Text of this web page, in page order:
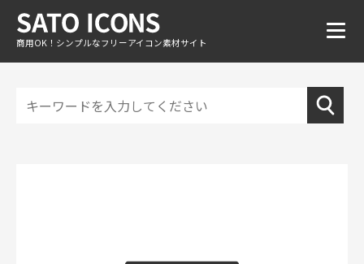
商用OK！シンプルなフリーアイコン素材サイト